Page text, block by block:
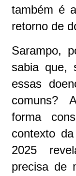
também é
retorno de
Sarampo,
sabia que,
essas
comuns?
forma
contexto
2025
precisa de